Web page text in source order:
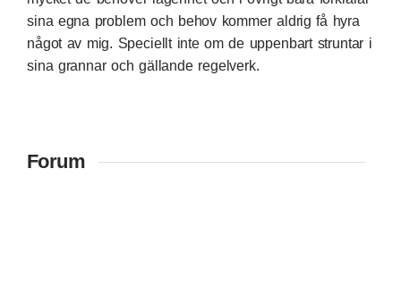
sina egna problem och behov kommer aldrig få hyra
något av mig. Speciellt inte om de uppenbart struntar i
sina grannar och gällande regelverk.
Forum